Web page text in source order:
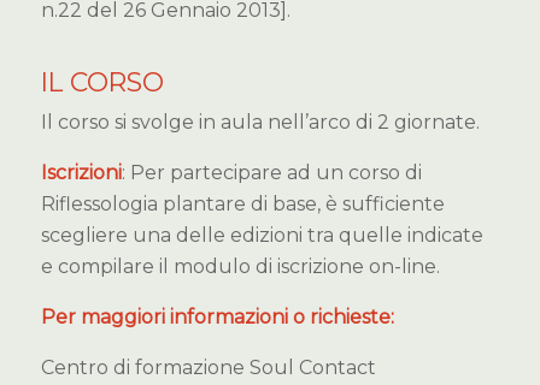
n.22 del 26 Gennaio 2013].
IL CORSO
Il corso si svolge in aula nell’arco di 2 giornate.
Iscrizioni: Per partecipare ad un corso di
Riflessologia plantare di base, è sufficiente
scegliere una delle edizioni tra quelle indicate
e compilare il modulo di iscrizione on-line.
Per maggiori informazioni o richieste:
Centro di formazione Soul Contact